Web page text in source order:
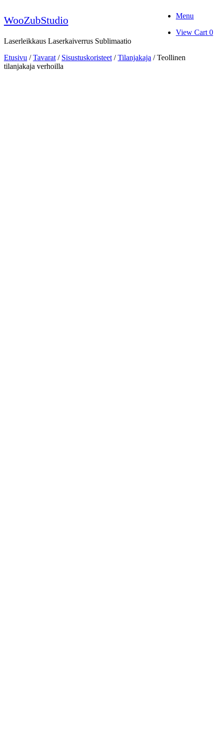
to
content
WooZubStudio
Laserleikkaus Laserkaiverrus Sublimaatio
Menu
View
View Cart 0
Etusivu /Tavarat / Sisustuskoristeet /Tilanjakaja / Teollinen
tilanjakaja verhoilla